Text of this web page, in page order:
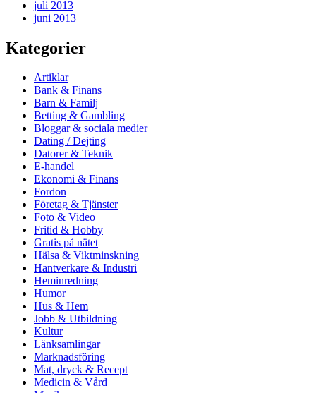
juli 2013
juni 2013
Kategorier
Artiklar
Bank & Finans
Barn & Familj
Betting & Gambling
Bloggar & sociala medier
Dating / Dejting
Datorer & Teknik
E-handel
Ekonomi & Finans
Fordon
Företag & Tjänster
Foto & Video
Fritid & Hobby
Gratis på nätet
Hälsa & Viktminskning
Hantverkare & Industri
Heminredning
Humor
Hus & Hem
Jobb & Utbildning
Kultur
Länksamlingar
Marknadsföring
Mat, dryck & Recept
Medicin & Vård